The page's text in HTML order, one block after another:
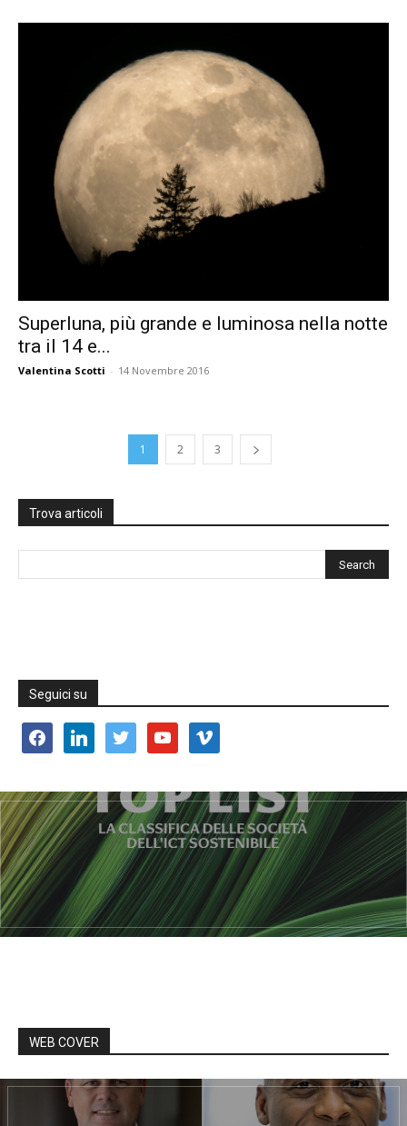
Superluna, più grande e luminosa nella notte
tra il 14 e...
Valentina Scotti - 14 Novembre 2016
1 2 3
Trova articoli
Seguici su
facebooklinkedin twitter youtube vimeo
WEB COVER